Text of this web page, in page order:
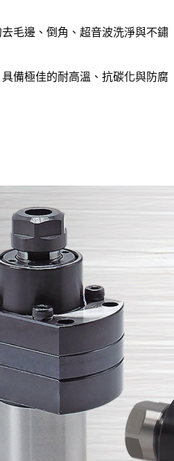
毛邊、倒角、超音波洗淨與不鏽
備極佳的耐高溫、抗碳化與防腐